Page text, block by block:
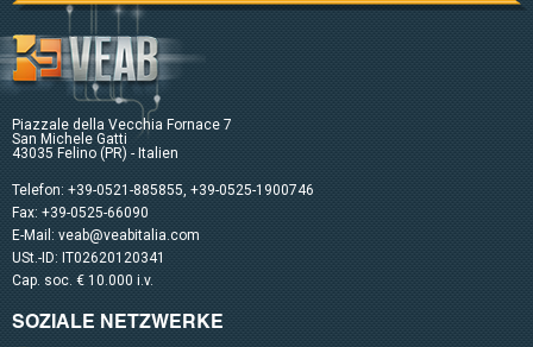
Piazzale della Vecchia Fornace 7
San Michele Gatti
43035 Felino (PR) - Italien
Telefon: +39-0521-885855, +39-0525-1900746
Fax: +39-0525-66090
E-Mail: veab@veabitalia.com
USt.-ID: IT02620120341
Cap. soc. € 10.000 i.v.
SOZIALE NETZWERKE